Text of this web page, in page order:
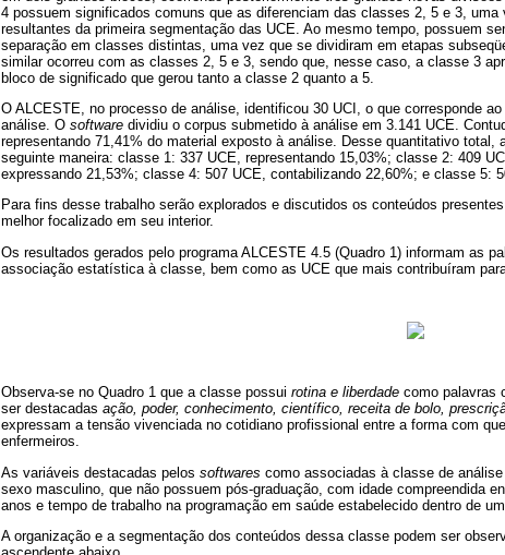
4 possuem significados comuns que as diferenciam das classes 2, 5 e 3,
resultantes da primeira segmentação das UCE. Ao mesmo tempo, possuem
separação em classes distintas, uma vez que se dividiram em etapas
similar ocorreu com as classes 2, 5 e 3, sendo que, nesse caso, a classe 3
bloco de significado que gerou tanto a classe 2 quanto a 5.
O ALCESTE, no processo de análise, identificou 30 UCI, o que corresponde
análise. O software dividiu o corpus submetido à análise em 3.141 UCE.
representando 71,41% do material exposto à análise. Desse quantitativo
seguinte maneira: classe 1: 337 UCE, representando 15,03%; classe 2: 409
expressando 21,53%; classe 4: 507 UCE, contabilizando 22,60%; e classe 5:
Para fins desse trabalho serão explorados e discutidos os conteúdos
melhor focalizado em seu interior.
Os resultados gerados pelo programa ALCESTE 4.5 (Quadro 1) informam as
associação estatística à classe, bem como as UCE que mais contribuíram
Observa-se no Quadro 1 que a classe possui rotina e liberdade como palavras
ser destacadas ação, poder, conhecimento, científico, receita de bolo,
expressam a tensão vivenciada no cotidiano profissional entre a forma com
enfermeiros.
As variáveis destacadas pelos softwares como associadas à classe de
sexo masculino, que não possuem pós-graduação, com idade compreendida
anos e tempo de trabalho na programação em saúde estabelecido dentro de
A organização e a segmentação dos conteúdos dessa classe podem ser